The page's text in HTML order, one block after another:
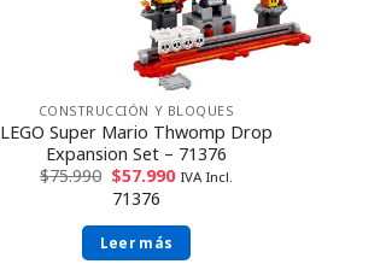
CONSTRUCCIÓN Y BLOQUES
LEGO Super Mario Thwomp Drop
Expansion Set – 71376
$75.990 $57.990 IVA Incl.
71376
Leer más